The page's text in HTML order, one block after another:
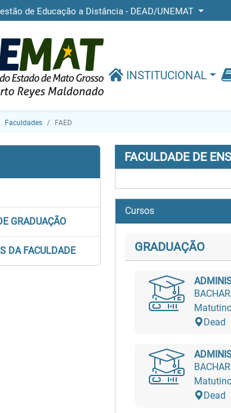
de Educação a Distância - DEAD/UNEMAT
INSTITUCIONAL
Faculdades FAED
GRADUAÇÃO
DA FACULDADE
FACULDADE DE
Cursos
GRADUAÇÃO
Dead
Dead